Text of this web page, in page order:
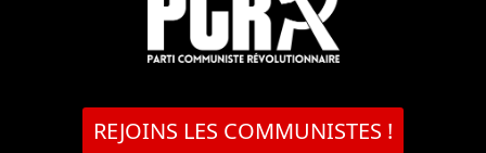
REJOINS LES COMMUNISTES !